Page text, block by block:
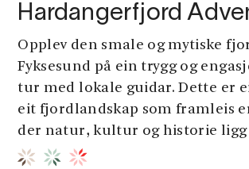
Hardangerfjord
Opplev den smale og mytiske
Fyksesund på ein trygg og
tur med lokale guidar. Dette er
eit fjordlandskap som framleis
der natur, kultur og historie ligg